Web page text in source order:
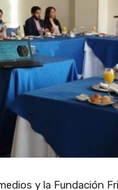
y la Fundación